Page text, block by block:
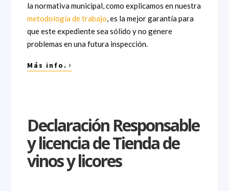
la normativa municipal, como explicamos en nuestra
metodología de trabajo, es la mejor garantía para
que este expediente sea sólido y no genere
problemas en una futura inspección.
Más info. ›
Declaración Responsable
y licencia de Tienda de
vinos y licores